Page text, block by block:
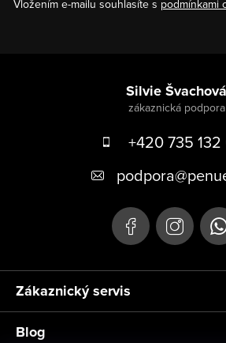
Vložením e-mailu souhlasíte s podmínkami
Silvie Švachová
+420 735 132
podpora@
Zákaznický servis
Blog